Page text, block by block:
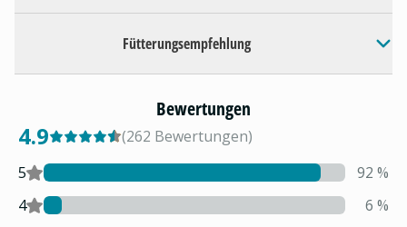
Fütterungsempfehlung
Bewertungen
4.9 (262 Bewertungen)
5
92 %
4
6 %